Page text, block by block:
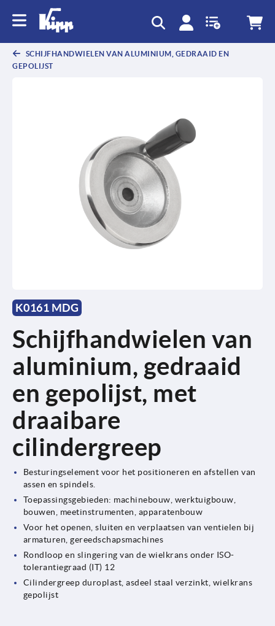
SCHIJFHANDWIELEN VAN ALUMINIUM, GEDRAAID EN
GEPOLIJST
K0161 MDG
Schijfhandwielen van
aluminium, gedraaid
en gepolijst, met
draaibare
cilindergreep
Besturingselement voor het positioneren en afstellen van
assen en spindels.
Toepassingsgebieden: machinebouw, werktuigbouw,
bouwen, meetinstrumenten, apparatenbouw
Voor het openen, sluiten en verplaatsen van ventielen bij
armaturen, gereedschapsmachines
Rondloop en slingering van de wielkrans onder ISO-
tolerantiegraad (IT) 12
Cilindergreep duroplast, asdeel staal verzinkt, wielkrans
gepolijst